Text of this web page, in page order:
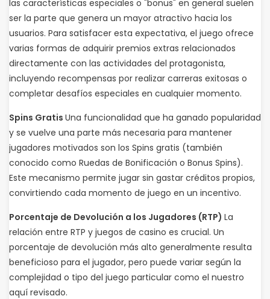
las características especiales o "bonus" en general suelen
ser la parte que genera un mayor atractivo hacia los
usuarios. Para satisfacer esta expectativa, el juego ofrece
varias formas de adquirir premios extras relacionados
directamente con las actividades del protagonista,
incluyendo recompensas por realizar carreras exitosas o
completar desafíos especiales en cualquier momento.
Spins Gratis Una funcionalidad que ha ganado popularidad
y se vuelve una parte más necesaria para mantener
jugadores motivados son los Spins gratis (también
conocido como Ruedas de Bonificación o Bonus Spins).
Este mecanismo permite jugar sin gastar créditos propios,
convirtiendo cada momento de juego en un incentivo.
Porcentaje de Devolución a los Jugadores (RTP) La
relación entre RTP y juegos de casino es crucial. Un
porcentaje de devolución más alto generalmente resulta
beneficioso para el jugador, pero puede variar según la
complejidad o tipo del juego particular como el nuestro
aquí revisado.